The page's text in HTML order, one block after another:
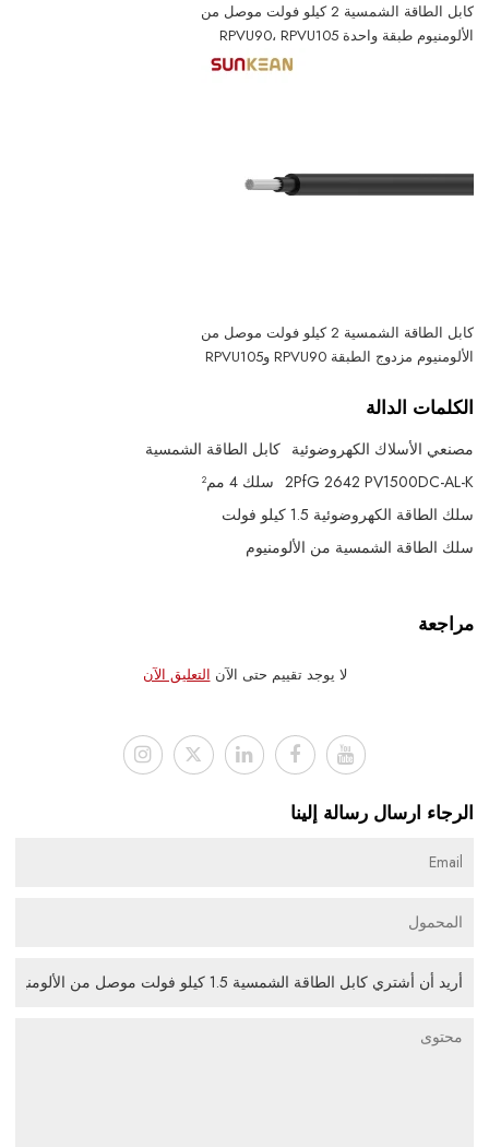
كابل الطاقة الشمسية 2 كيلو فولت موصل من
الألومنيوم طبقة واحدة RPVU90، RPVU105
كابل الطاقة الشمسية 2 كيلو فولت موصل من
الألومنيوم مزدوج الطبقة RPVU90 وRPVU105
الكلمات الدالة
مصنعي الأسلاك الكهروضوئية كابل الطاقة الشمسية
2PfG 2642 PV1500DC-AL-K سلك 4 مم²
سلك الطاقة الكهروضوئية 1.5 كيلو فولت
سلك الطاقة الشمسية من الألومنيوم
مراجعة
لا يوجد تقييم حتى الآن التعليق الآن
الرجاء ارسال رسالة إلينا